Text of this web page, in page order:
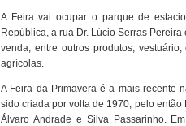
A Feira vai ocupar o parque de
República, a rua Dr. Lúcio Serras Pereira
venda, entre outros produtos,
agrícolas.
A Feira da Primavera é a mais recente
sido criada por volta de 1970, pelo então
Álvaro Andrade e Silva Passarinho.